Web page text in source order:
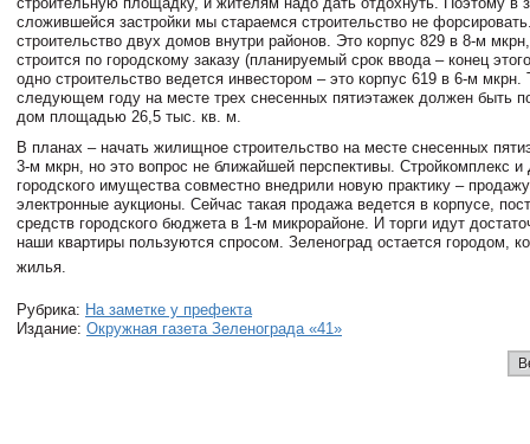
сложившейся застройки мы стараемся строительство не
строительство двух домов внутри районов. Это корпус 829 в 8-м
строится по городскому заказу (планируемый срок ввода – конец
одно строительство ведется инвестором – это корпус 619 в 6-м мкрн.
следующем году на месте трех снесенных пятиэтажек должен быть
дом площадью 26,5 тыс. кв. м.
В планах – начать жилищное строительство на месте снесенных
3-м мкрн, но это вопрос не ближайшей перспективы. Стройкомплекс и
городского имущества совместно внедрили новую практику –
электронные аукционы. Сейчас такая продажа ведется в корпусе,
средств городского бюджета в 1-м микрорайоне. И торги идут
наши квартиры пользуются спросом. Зеленоград остается городом,
жилья.
Рубрика: На заметке у префекта
Издание: Окружная газета Зеленограда «41»